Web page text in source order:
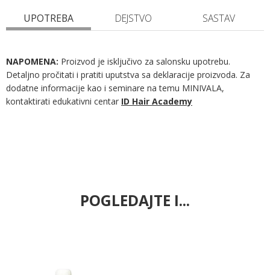
UPOTREBA DEJSTVO SASTAV
NAPOMENA: Proizvod je isključivo za salonsku upotrebu.
Detaljno pročitati i pratiti uputstva sa deklaracije proizvoda. Za
dodatne informacije kao i seminare na temu MINIVALA,
kontaktirati edukativni centar ID Hair Academy
POGLEDAJTE I...